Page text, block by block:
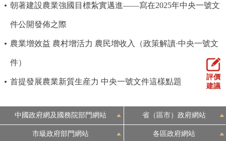
朝著建設農業強國目標紮實邁進——寫在2025年中央一號文
件公開發佈之際
農業增效益 農村增活力 農民增收入（政策解讀·中央一號文
件）
首提發展農業新質生産力 中央一號文件這樣點題
評價
建議
中國政府網及國務院部門網站 省（區市）政府網站
市級政府部門網站 各區政府網站